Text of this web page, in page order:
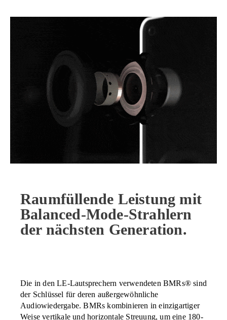
Raumfüllende Leistung mit
Balanced-Mode-Strahlern
der nächsten Generation.
Die in den LE-Lautsprechern verwendeten BMRs® sind
der Schlüssel für deren außergewöhnliche
Audiowiedergabe. BMRs kombinieren in einzigartiger
Weise vertikale und horizontale Streuung, um eine 180-